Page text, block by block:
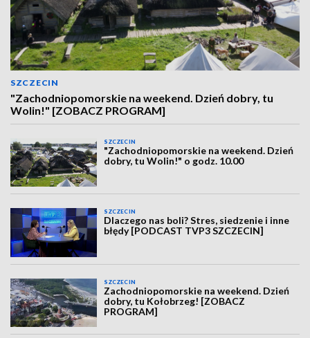
SZCZECIN
"Zachodniopomorskie na weekend. Dzień dobry, tu
Wolin!" [ZOBACZ PROGRAM]
SZCZECIN
"Zachodniopomorskie na weekend. Dzień
dobry, tu Wolin!" o godz. 10.00
SZCZECIN
Dlaczego nas boli? Stres, siedzenie i inne
błędy [PODCAST TVP3 SZCZECIN]
SZCZECIN
Zachodniopomorskie na weekend. Dzień
dobry, tu Kołobrzeg! [ZOBACZ
PROGRAM]